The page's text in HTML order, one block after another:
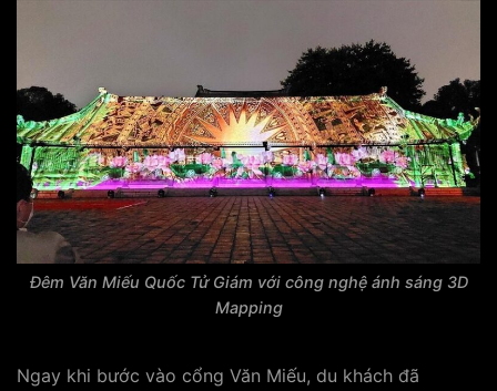
Đêm Văn Miếu Quốc Tử Giám với công nghệ ánh sáng 3D
Mapping
Ngay khi bước vào cổng Văn Miếu, du khách đã